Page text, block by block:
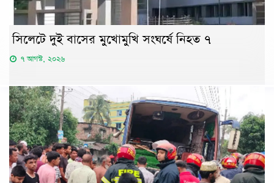
সিলেটে দুই বাসের মুখোমুখি সংঘর্ষে নিহত ৭
৭ আগস্ট, ২০২৬